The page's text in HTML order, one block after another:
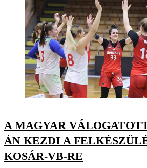
A MAGYAR
ÁN KEZDI A
KOSÁR-VB-RE